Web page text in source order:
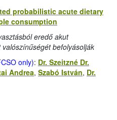
probabilistic acute dietary
consumption
eredő akut
befolyásolják
only): Dr. Szeitzné Dr.
Andrea, Szabó István, Dr.